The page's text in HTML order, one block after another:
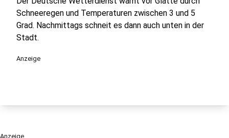
Schneeregen und Temperaturen zwischen 3 und 5
Grad. Nachmittags schneit es dann auch unten in der
Stadt.
Anzeige
Anzeige